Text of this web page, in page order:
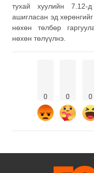
тухай хуулийн 7.12-
ашигласан эд
нөхөн төлбөр
нөхөн төлүүлнэ.
0 0 0